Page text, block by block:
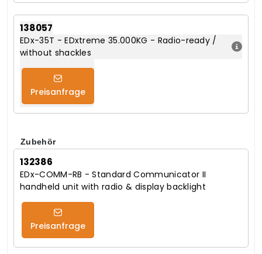
138057
EDx-35T - EDxtreme 35.000KG - Radio-ready /
without shackles
Preisanfrage
Zubehör
132386
EDx-COMM-RB - Standard Communicator II
handheld unit with radio & display backlight
Preisanfrage